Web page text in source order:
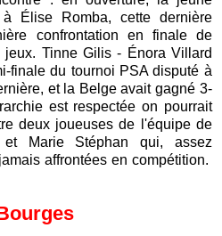
Élise Romba, cette dernière
confrontation en finale de
jeux. Tinne Gilis - Énora Villard
finale du tournoi PSA disputé à
et la Belge avait gagné 3-
est respectée on pourrait
deux joueuses de l'équipe de
et Marie Stéphan qui, assez
affrontées en compétition.